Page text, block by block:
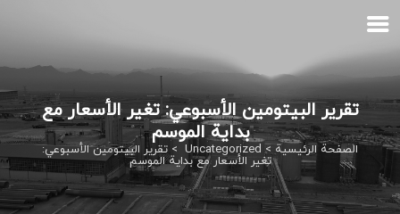
تقرير البيتومين الأسبوعي: تغير الأسعار مع
بداية الموسم
الصفحة الرئيسية>
Uncategorized
> تقرير البيتومين الأسبوعي:
تغير الأسعار مع بداية الموسم